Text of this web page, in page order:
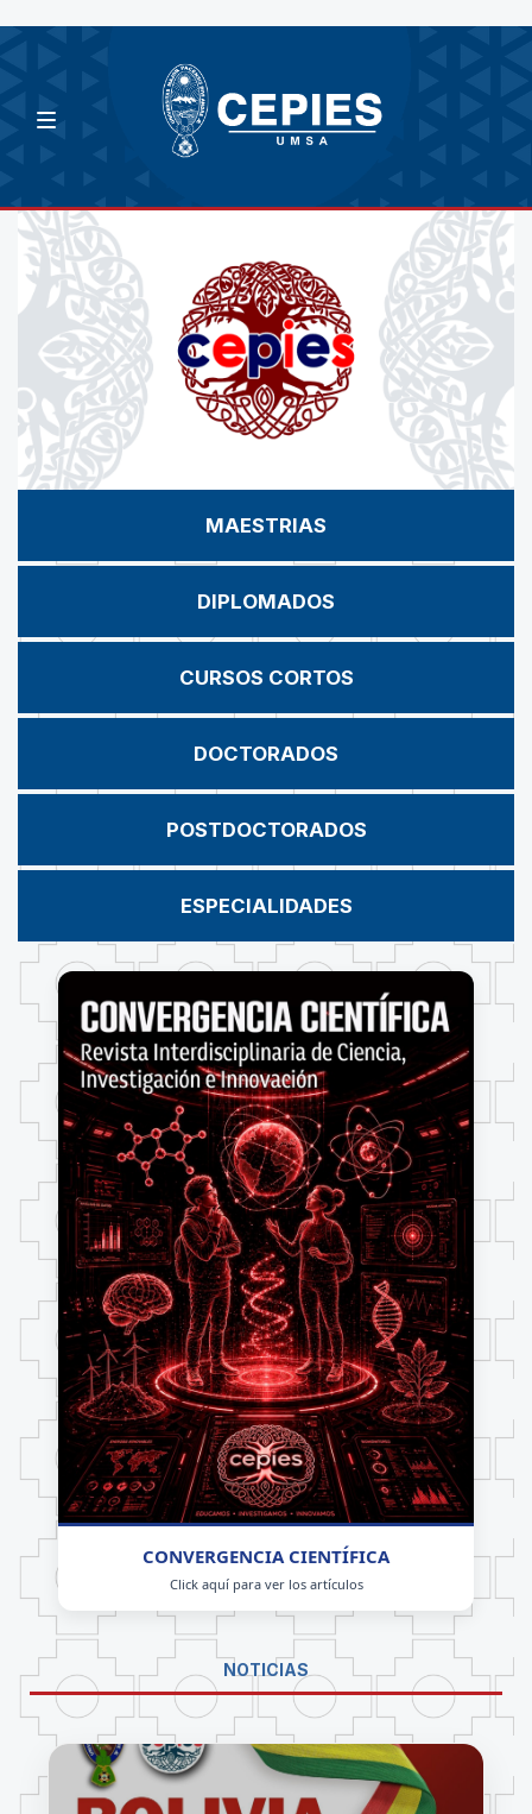
MAESTRIAS
DIPLOMADOS
CURSOS CORTOS
DOCTORADOS
POSTDOCTORADOS
ESPECIALIDADES
CONVERGENCIA CIENTÍFICA
Click aquí para ver los artículos
NOTICIAS